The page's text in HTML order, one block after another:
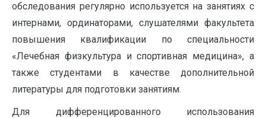
обследования регулярно используется на занятиях с
интернами, ординаторами, слушателями факультета
повышения квалификации по специальности
«Лечебная физкультура и спортивная медицина», а
также студентами в качестве дополнительной
литературы для подготовки занятиям.
Для дифференцированного использования